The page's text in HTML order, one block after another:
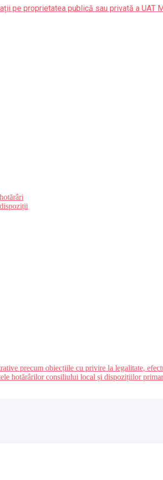
pe proprietatea publică sau privată a UAT
precum obiecțiile cu privire la legalitate,
hotărârilor consiliului local și dispozițiilor